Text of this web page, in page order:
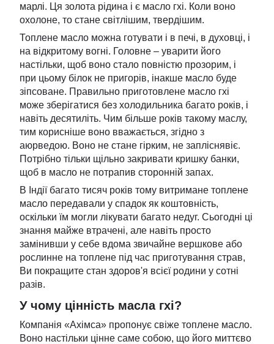
марлі. Ця золота рідина і є масло гхі. Коли воно
охолоне, то стане світлішим, твердішим.
Топлене масло можна готувати і в печі, в духовці, і
на відкритому вогні. Головне – уварити його
настільки, щоб воно стало повністю прозорим, і
при цьому білок не пригорів, інакше масло буде
зіпсоване. Правильно приготовлене ​масло гхі
може зберігатися без холодильника багато років, і
навіть десятиліть. Чим більше років такому маслу,
тим корисніше воно вважається, згідно з
аюрведою. Воно не стане гірким, не запліснявіє.
Потрібно тільки щільно закривати кришку банки,
щоб в масло не потрапив сторонній запах.
В Індії багато тисяч років тому витримане топлене
масло передавали у спадок як коштовність,
оскільки їм могли лікувати багато недуг. Сьогодні ці
знання майже втрачені, але навіть просто
замінивши у себе вдома звичайне вершкове або
рослинне на топлене під час приготування страв,
Ви покращите стан здоров'я всієї родини у сотні
разів.
У чому цінність масла гхі?
Компанія «Ахімса» пропонує свіже топлене масло.
Воно настільки цінне саме собою, що його миттєво